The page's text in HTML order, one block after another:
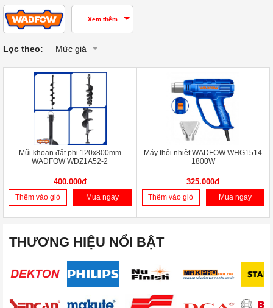
Xem thêm
Lọc theo: Mức giá
Mũi khoan đất phi 120x800mm
WADFOW WDZ1A52-2
400.000đ
Thêm vào giỏ Mua ngay
Máy thổi nhiệt WADFOW WHG1514
1800W
325.000đ
Thêm vào giỏ Mua ngay
THƯƠNG HIỆU NỔI BẬT